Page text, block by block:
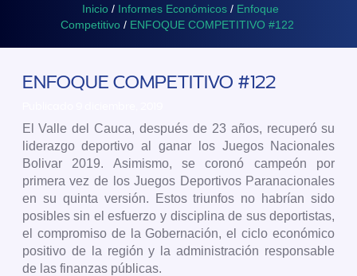
Inicio / Informes Económicos / Enfoque
Competitivo / ENFOQUE COMPETITIVO #122
ENFOQUE COMPETITIVO #122
El Valle del Cauca, después de 23 años, recuperó su
liderazgo deportivo al ganar los Juegos Nacionales
Bolivar 2019. Asimismo, se coronó campeón por
primera vez de los Juegos Deportivos Paranacionales
en su quinta versión. Estos triunfos no habrían sido
posibles sin el esfuerzo y disciplina de sus deportistas,
el compromiso de la Gobernación, el ciclo económico
positivo de la región y la administración responsable
de las finanzas públicas.